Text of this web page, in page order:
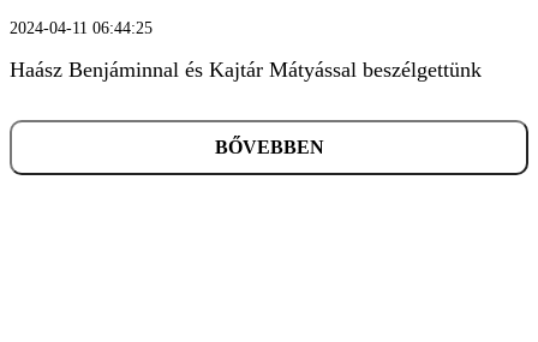
2024-04-11 06:44:25
Haász Benjáminnal és Kajtár Mátyással beszélgettünk
BŐVEBBEN